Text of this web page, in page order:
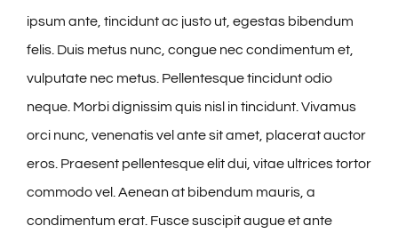
ipsum ante, tincidunt ac justo ut, egestas bibendum
felis. Duis metus nunc, congue nec condimentum et,
vulputate nec metus. Pellentesque tincidunt odio
neque. Morbi dignissim quis nisl in tincidunt. Vivamus
orci nunc, venenatis vel ante sit amet, placerat auctor
eros. Praesent pellentesque elit dui, vitae ultrices tortor
commodo vel. Aenean at bibendum mauris, a
condimentum erat. Fusce suscipit augue et ante